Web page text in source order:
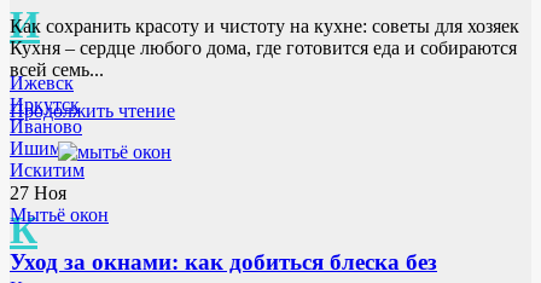
И
Ижевск
Иркутск
Иваново
Ишим
Искитим
К
Как сохранить красоту и чистоту на кухне: советы для хозяек
Кухня – сердце любого дома, где готовится еда и собираются
всей семь...
Продолжить чтение
27 Ноя
Мытьё окон
Уход за окнами: как добиться блеска без